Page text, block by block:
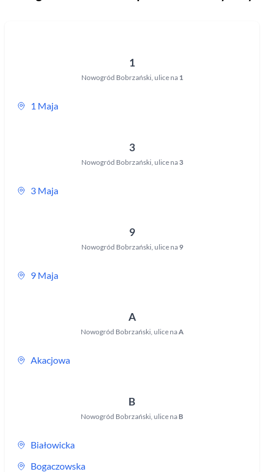
1
Nowogród Bobrzański, ulice na 1
1 Maja
3
Nowogród Bobrzański, ulice na3
3 Maja
9
Nowogród Bobrzański, ulice na 9
9 Maja
A
Nowogród Bobrzański, ulice naA
Akacjowa
B
Nowogród Bobrzański, ulice na B
Białowicka
Bogaczowska